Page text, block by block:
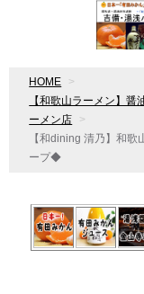
HOME
【和歌山ラーメン】
ーメン店
【和dining 清乃】和
ープ◆